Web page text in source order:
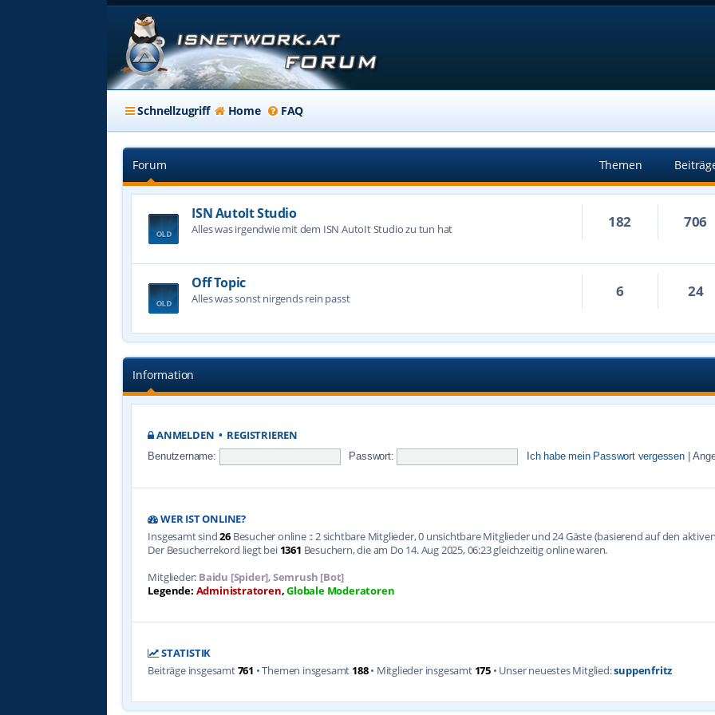
Schnellzugriff Home FAQ
Forum Themen
ISN AutoIt Studio
Alles was irgendwie mit dem ISN AutoIt Studio zu tun hat 182 706
Off Topic
Alles was sonst nirgends rein passt 6 24
Information
ANMELDEN • REGISTRIEREN
Benutzername: Passwort: Ich habe mein Passwort vergessen
WER IST ONLINE?
Insgesamt sind26 Besucher online :: 2 sichtbare Mitglieder, 0 unsichtbare Mitglieder und 24 Gäste (basierend auf den
Der Besucherrekord liegt bei 1361 Besuchern, die am Do 14. Aug 2025, 06:23 gleichzeitig online waren.
Mitglieder: Baidu [Spider],Semrush [Bot]
Legende: Administratoren,Globale Moderatoren
STATISTIK
Beiträge insgesamt761 • Themen insgesamt 188• Mitglieder insgesamt 175 • Unser neuestes Mitglied:suppenfritz